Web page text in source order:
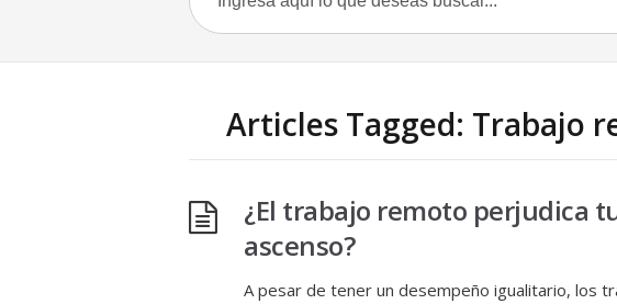
Articles Tagged: Trabajo
¿El trabajo remoto perjudica
ascenso?
A pesar de tener un desempeño igualitario, los